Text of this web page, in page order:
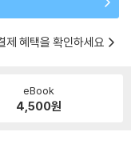
제 혜택을 확인하세요
eBook
4,500원